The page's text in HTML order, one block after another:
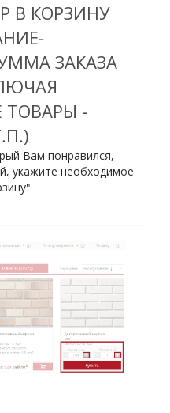
В КОРЗИНУ
ЗАКАЗА
-
Вам понравился,
укажите необходимое